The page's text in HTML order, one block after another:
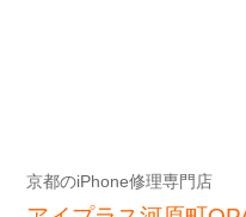
京都のiPhone修理専門店